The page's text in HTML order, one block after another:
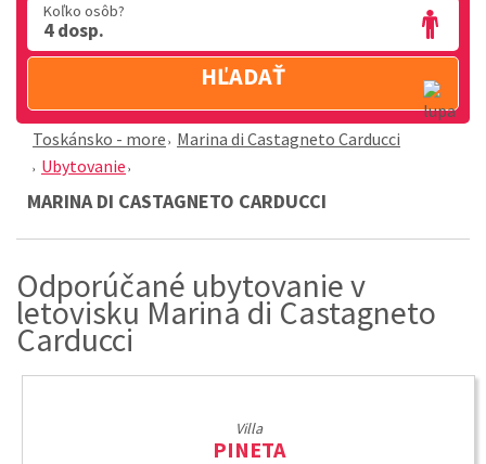
Koľko osôb?
4 dosp.
HĽADAŤ
Toskánsko - more Marina di Castagneto Carducci
Ubytovanie
MARINA DI CASTAGNETO CARDUCCI
Odporúčané ubytovanie v
letovisku Marina di Castagneto
Carducci
Villa
PINETA